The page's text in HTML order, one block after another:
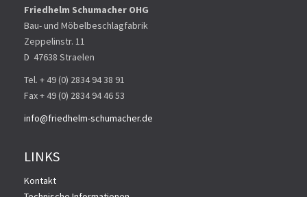
Friedhelm Schumacher OHG
Bau- und Möbelbeschlagfabrik
Zeppelinstr. 11
D ­ 47638 Straelen
Tel. + 49 (0) 2834 94 38 91
Fax + 49 (0) 2834 94 46 53
info@friedhelm-schumacher.de
LINKS
Kontakt